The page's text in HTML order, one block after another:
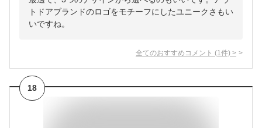
トドアブランドのロゴをモチーフにしたユニークさもい
いですね。
全てのおすすめコメント (1 件) >
18